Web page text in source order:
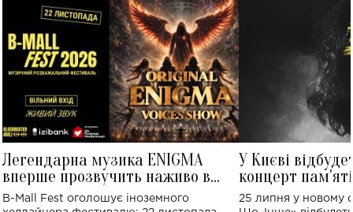
Легендарна музика ENIGMA
вперше прозвучить наживо в
Україні: де відбудеться концерт
B-Mall Fest оголошує іноземного
У Києві
концерт
Клименка:
25 липня у новому